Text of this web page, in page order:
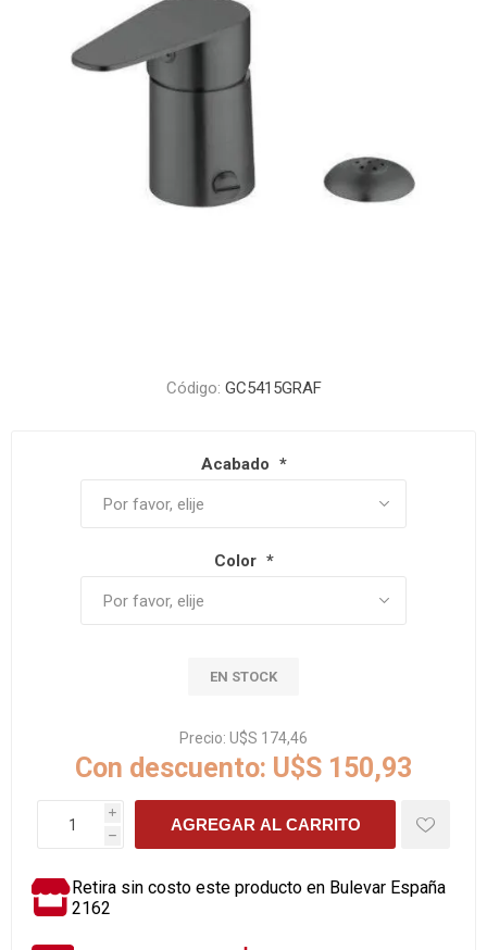
Código: GC5415GRAF
Acabado *
Color *
EN STOCK
Precio: U$S 174,46
Con descuento: U$S 150,93
i
h
AGREGAR AL CARRITO
Retira sin costo este producto en Bulevar España
2162